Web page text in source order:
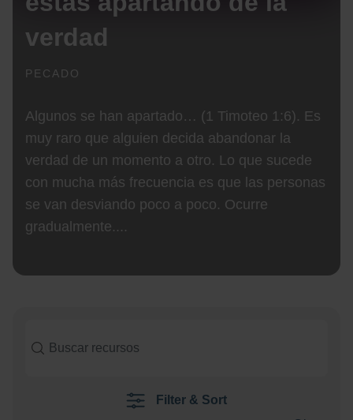
verdad
PECADO
Algunos se han apartado… (1 Timoteo 1:6). Es
muy raro que alguien decida abandonar la
verdad de un momento a otro. Lo que sucede
con mucha más frecuencia es que las personas
se van desviando poco a poco. Ocurre
gradualmente....
Filter & Sort